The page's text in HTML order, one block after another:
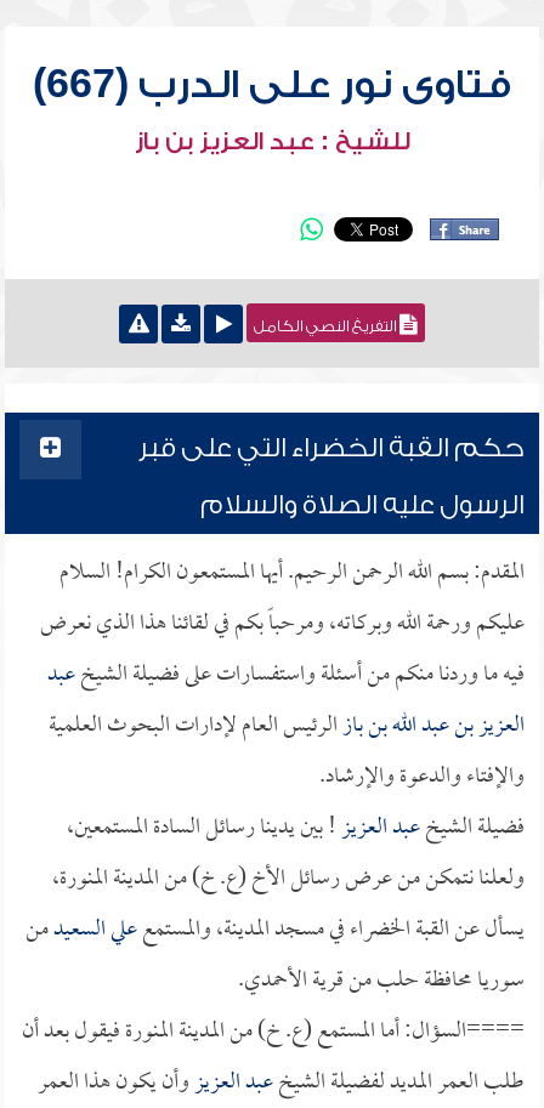
فتاوى نور على الدرب (667)
للشيخ : عبد العزيز بن باز
التفريغ النصي الكامل
حكم القبة الخضراء التي على قبر
الرسول عليه الصلاة والسلام
المقدم: بسم الله الرحمن الرحيم. أيها المستمعون الكرام! السلام
عليكم ورحمة الله وبركاته، ومرحباً بكم في لقائنا هذا الذي نعرض
فيه ما وردنا منكم من أسئلة واستفسارات على فضيلة الشيخعبد
العزيز بن عبد الله بن بازالرئيس العام لإدارات البحوث العلمية
والإفتاء والدعوة والإرشاد.
فضيلة الشيخعبد العزيز! بين يدينا رسائل السادة المستمعين،
ولعلنا نتمكن من عرض رسائل الأخ (ع. خ) من المدينة المنورة،
يسأل عن القبة الخضراء في مسجد المدينة، والمستمععلي السعيدمن
سوريا محافظة حلب من قرية الأحمدي.
====السؤال: أما المستمع (ع. خ) من المدينة المنورة فيقول بعد أن
طلب العمر المديد لفضيلة الشيخعبد العزيزوأن يكون هذا العمر